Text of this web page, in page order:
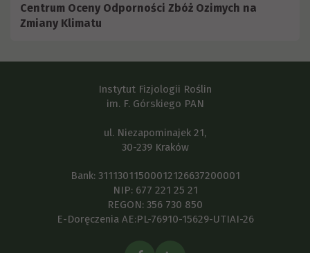
Centrum Oceny Odporności Zbóż Ozimych na
Zmiany Klimatu
Instytut Fizjologii Roślin
im. F. Górskiego PAN
ul. Niezapominajek 21,
30-239 Kraków
Bank: 31113011500012126637200001
NIP: 677 221 25 21
REGON: 356 730 850
E-Doręczenia AE:PL-76910-15629-UTIAI-26